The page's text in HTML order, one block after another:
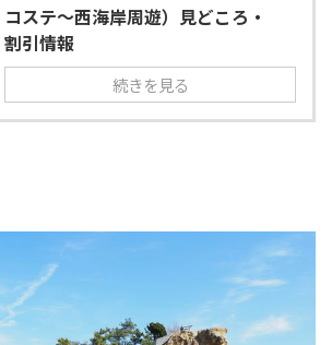
コステ～西海岸周遊）見どころ・
割引情報
続きを見る